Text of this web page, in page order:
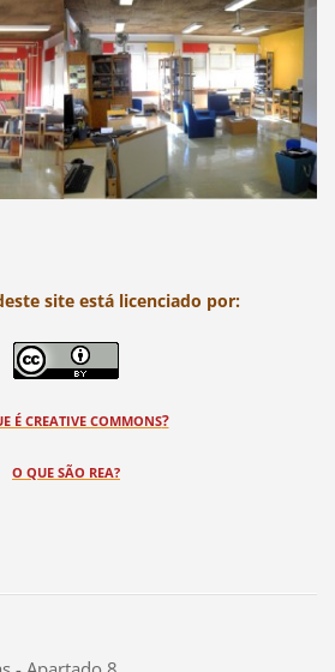
site está licenciado por:
É CREATIVE COMMONS?
O QUE SÃO REA?